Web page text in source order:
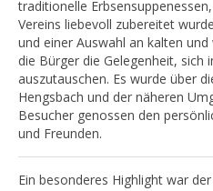
traditionelle
Vereins liebevoll zubereitet
und einer Auswahl an kalten
die Bürger die Gelegenheit, sich
auszutauschen. Es wurde über
Hengsbach und der näheren
Besucher genossen den
und Freunden.
Ein besonderes Highlight war